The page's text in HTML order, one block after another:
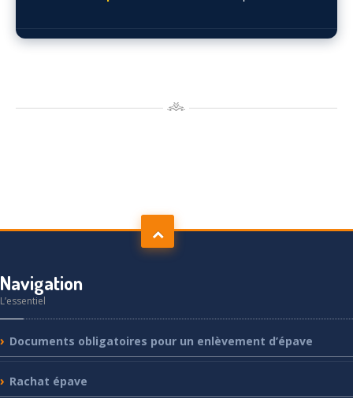
Navigation
L’essentiel
Documents obligatoires pour un enlèvement d’épave
Rachat épave